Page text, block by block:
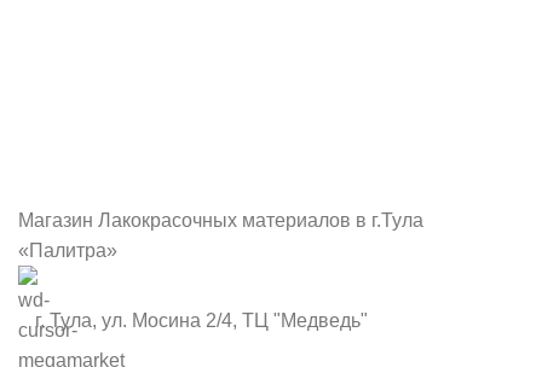
Магазин Лакокрасочных материалов в г.Тула
«Палитра»
г. Тула, ул. Мосина 2/4, ТЦ "Медведь"